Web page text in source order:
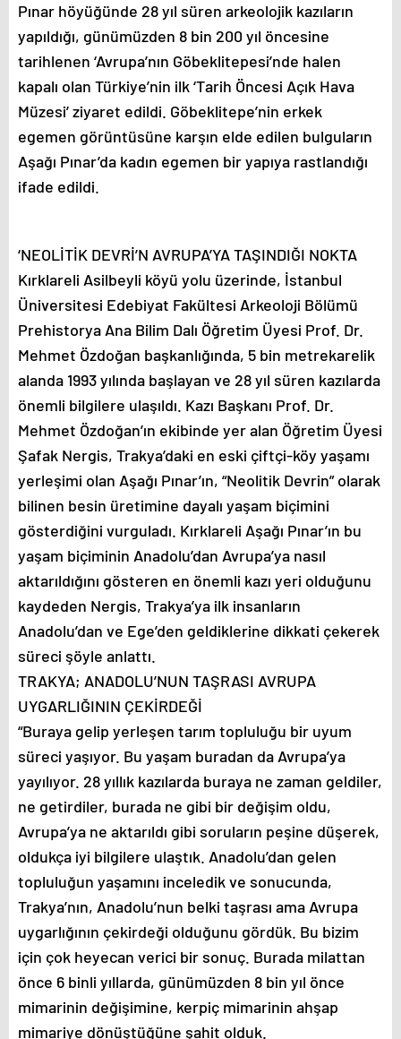
Pınar höyüğünde 28 yıl süren arkeolojik kazıların
yapıldığı, günümüzden 8 bin 200 yıl öncesine
tarihlenen ‘Avrupa’nın Göbeklitepesi’nde halen
kapalı olan Türkiye’nin ilk ‘Tarih Öncesi Açık Hava
Müzesi’ ziyaret edildi. Göbeklitepe’nin erkek
egemen görüntüsüne karşın elde edilen bulguların
Aşağı Pınar’da kadın egemen bir yapıya rastlandığı
ifade edildi.
‘NEOLİTİK DEVRİ’N AVRUPA’YA TAŞINDIĞI NOKTA
Kırklareli Asilbeyli köyü yolu üzerinde, İstanbul
Üniversitesi Edebiyat Fakültesi Arkeoloji Bölümü
Prehistorya Ana Bilim Dalı Öğretim Üyesi Prof. Dr.
Mehmet Özdoğan başkanlığında, 5 bin metrekarelik
alanda 1993 yılında başlayan ve 28 yıl süren kazılarda
önemli bilgilere ulaşıldı. Kazı Başkanı Prof. Dr.
Mehmet Özdoğan’ın ekibinde yer alan Öğretim Üyesi
Şafak Nergis, Trakya’daki en eski çiftçi-köy yaşamı
yerleşimi olan Aşağı Pınar’ın, “Neolitik Devrin” olarak
bilinen besin üretimine dayalı yaşam biçimini
gösterdiğini vurguladı. Kırklareli Aşağı Pınar’ın bu
yaşam biçiminin Anadolu’dan Avrupa’ya nasıl
aktarıldığını gösteren en önemli kazı yeri olduğunu
kaydeden Nergis, Trakya’ya ilk insanların
Anadolu’dan ve Ege’den geldiklerine dikkati çekerek
süreci şöyle anlattı.
TRAKYA; ANADOLU’NUN TAŞRASI AVRUPA
UYGARLIĞININ ÇEKİRDEĞİ
“Buraya gelip yerleşen tarım topluluğu bir uyum
süreci yaşıyor. Bu yaşam buradan da Avrupa’ya
yayılıyor. 28 yıllık kazılarda buraya ne zaman geldiler,
ne getirdiler, burada ne gibi bir değişim oldu,
Avrupa’ya ne aktarıldı gibi soruların peşine düşerek,
oldukça iyi bilgilere ulaştık. Anadolu’dan gelen
topluluğun yaşamını inceledik ve sonucunda,
Trakya’nın, Anadolu’nun belki taşrası ama Avrupa
uygarlığının çekirdeği olduğunu gördük. Bu bizim
için çok heyecan verici bir sonuç. Burada milattan
önce 6 binli yıllarda, günümüzden 8 bin yıl önce
mimarinin değişimine, kerpiç mimarinin ahşap
mimariye dönüştüğüne şahit olduk.